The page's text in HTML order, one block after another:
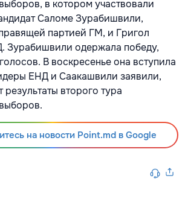
в котором участвовали
Саломе Зурабишвили,
партией ГМ, и Григол
Зурабишвили одержала победу,
В воскресенье она вступила
ЕНД и Саакашвили заявили,
результаты второго тура
на новости Point.md в Google